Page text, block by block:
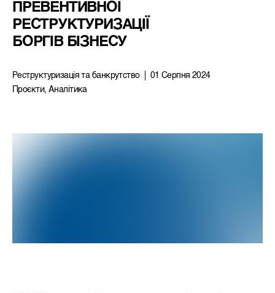
ПРЕВЕНТИВНОЇ
РЕСТРУКТУРИЗАЦІЇ
БОРГІВ БІЗНЕСУ
Проєкти, Аналітика
Реструктуризацiя та банкрутство 01 Серпня 2024